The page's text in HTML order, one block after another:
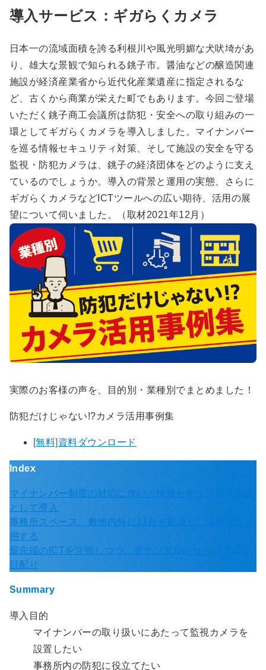
導入サービス：ギガらくカメラ
日本一の流域面積を誇る利根川や風光明媚な犬吠埼があ
り、雄大な景観で知られる銚子市。醤油などの醸造関連
施設が経済産業省から近代化産業遺産に指定されるな
ど、古くから商業が栄えた町でもあります。今回ご登場
いただく銚子商工会議所は防犯・安全への取り組みの一
環としてギガらくカメラを導入しました。マイナンバー
を巡る情報セキュリティ対策、そして施設の安全を守る
監視・防犯カメラは、銚子の経済団体をどのように支え
ているのでしょうか。導入の背景と運用の実態、さらに
ギガらくカメラなどICTツールへの広い期待、活用の展
望について伺いました。（取材2021年12月）
実際のお客様の声を、目的別・業種別でまとめました！
防犯だけじゃない!?カメラ活用事例集
[無料]資料ダウンロード
Index
マイナンバー制度の対応に伴い、情報セキュリティ対策
として導入
事務所スペース、敷地内外に11台を配置し、多用途に活
用する
最先端のICTを注視しつつ、非デジタルのサービスにも
目配り
Summary
導入目的
マイナンバーの取り扱いにあたって監視カメラを
設置したい
事務所内の防犯に役立てたい